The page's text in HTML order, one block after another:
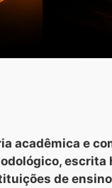
acadêmica e
escrita
de